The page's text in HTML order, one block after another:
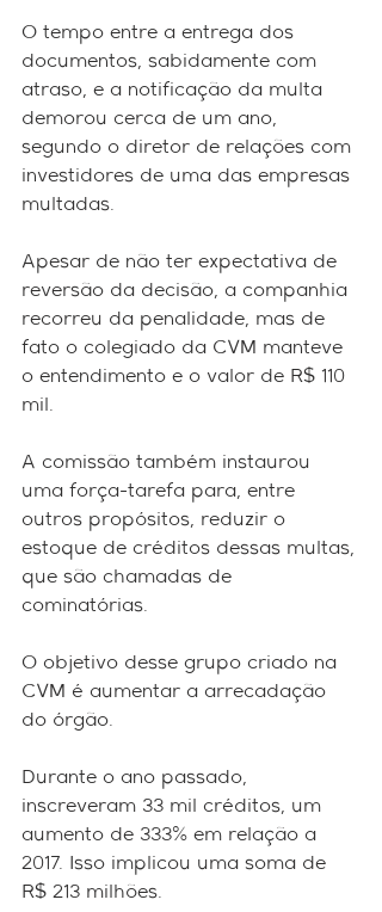
O tempo entre a entrega dos
documentos, sabidamente com
atraso, e a notificação da multa
demorou cerca de um ano,
segundo o diretor de relações com
investidores de uma das empresas
multadas.
Apesar de não ter expectativa de
reversão da decisão, a companhia
recorreu da penalidade, mas de
fato o colegiado da CVM manteve
o entendimento e o valor de R$ 110
mil.
A comissão também instaurou
uma força-tarefa para, entre
outros propósitos, reduzir o
estoque de créditos dessas multas,
que são chamadas de
cominatórias.
O objetivo desse grupo criado na
CVM é aumentar a arrecadação
do órgão.
Durante o ano passado,
inscreveram 33 mil créditos, um
aumento de 333% em relação a
2017. Isso implicou uma soma de
R$ 213 milhões.